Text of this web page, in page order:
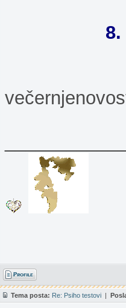
Tema posta: Re: Psiho testovi |